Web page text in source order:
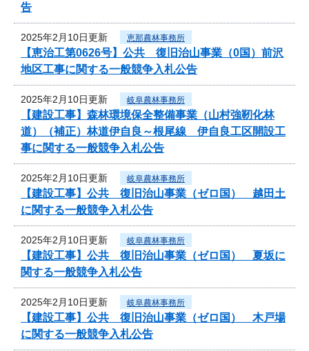
告
2025年2月10日更新 恵那農林事務所
【恵治工第0626号】公共 復旧治山事業（0国）前沢
地区工事に関する一般競争入札公告
2025年2月10日更新 岐阜農林事務所
【建設工事】森林環境保全整備事業（山村強靭化林
道）（補正）林道伊自良～根尾線 伊自良工区開設工
事に関する一般競争入札公告
2025年2月10日更新 岐阜農林事務所
【建設工事】公共 復旧治山事業（ゼロ国） 越田土
に関する一般競争入札公告
2025年2月10日更新 岐阜農林事務所
【建設工事】公共 復旧治山事業（ゼロ国） 夏坂に
関する一般競争入札公告
2025年2月10日更新 岐阜農林事務所
【建設工事】公共 復旧治山事業（ゼロ国） 木戸場
に関する一般競争入札公告